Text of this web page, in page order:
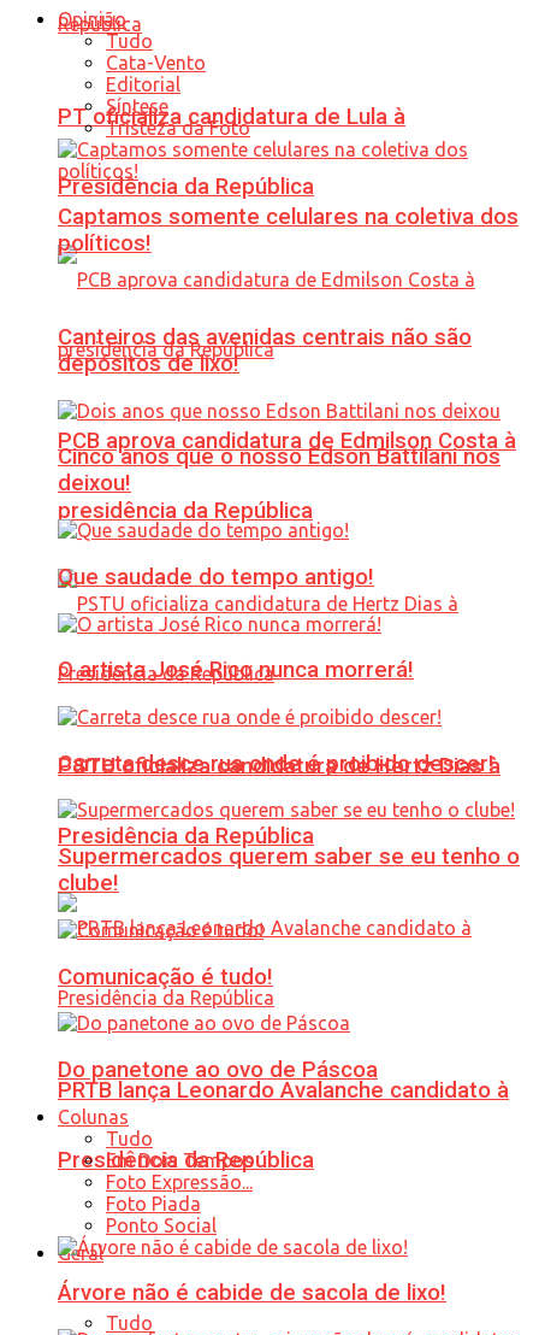
PT oficializa candidatura de Lula à
Presidência da República
PCB aprova candidatura de Edmilson Costa à
presidência da República
PSTU oficializa candidatura de Hertz Dias à
Presidência da República
PRTB lança Leonardo Avalanche candidato à
Presidência da República
Geral
Tudo
Opinião
Tudo
Cata-Vento
Editorial
Síntese
Tristeza da Foto
Captamos somente celulares na coletiva dos
políticos!
Canteiros das avenidas centrais não são
depósitos de lixo!
Cinco anos que o nosso Edson Battilani nos
deixou!
Que saudade do tempo antigo!
O artista José Rico nunca morrerá!
Carreta desce rua onde é proibido descer!
Supermercados querem saber se eu tenho o
clube!
Comunicação é tudo!
Do panetone ao ovo de Páscoa
Colunas
Tudo
Em Dois Tempos
Foto Expressão...
Foto Piada
Ponto Social
Árvore não é cabide de sacola de lixo!